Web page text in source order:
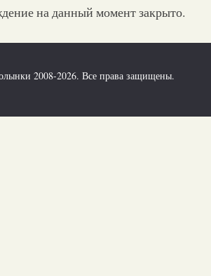
на данный момент закрыто.
2008-2026. Все права защищены.